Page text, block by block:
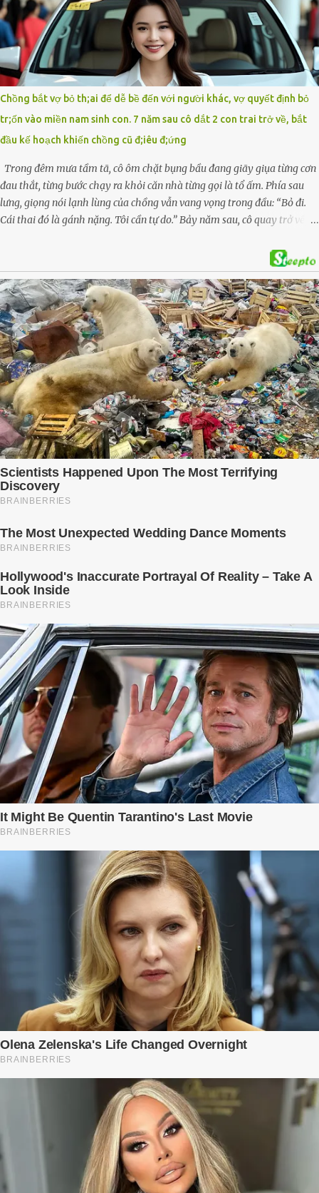
hàng xóm ngóng chờ thông tin tìm kiếm 3 bố con mất tích trên sông
Lam sau vụ nhảy cầu. Ảnh: Hải Dương Tại hiện trường, người dân phát
hiện một chiếc xe máy mang biển kiểm soát Nghệ An cùng hai chiếc
cặp học sinh. Ngay trong đêm, lực lượng chức năng phối hợp cùng các
đội cứu hộ tình nguyện triển khai tìm kiếm. Danh tính các nạn nhân
được xác định là anh V.V.D. và 2 con gái là cháu V.H.B. (SN 2020) và V.G.T.
(SN 2021). Hai cháu là con của anh D. và chị B.T.Y. (SN 1999). Lực lượng
cứu hộ đã tiến hành bàn giao t...
Chồng bắt vợ bỏ th;ai để dễ bề đến với người khác, vợ quyết định bỏ
tr;ốn vào miền nam sinh con. 7 năm sau cô dắt 2 con trai trở về, bắt
đầu kế hoạch khiến chồng cũ đ;iêu đ;ứng
Trong đêm mưa tầm tã, cô ôm chặt bụng bầu đang giãy giụa từng cơn
đau thắt, từng bước chạy ra khỏi căn nhà từng gọi là tổ ấm. Phía sau
lưng, giọng nói lạnh lùng của chồng vẫn vang vọng trong đầu: “Bỏ đi.
Cái thai đó là gánh nặng. Tôi cần tự do.” Bảy năm sau, cô quay trở về,
chuẩn bị kỹ lưỡng để người đàn ông phản bội ấy phải trả giá … Hà Nội,
mùa thu năm 2018, cái lạnh len lỏi qua từng khe cửa gỗ cũ kỹ. Trong
một căn biệt thự sang trọng ở phố Tây Hồ, Ngọc Anh ngồi lặng lẽ trên
ghế sofa, tay đặt lên bụng – nơi hai sinh linh bé bỏng đang lớn dần
từng ngày. Cô chưa bao giờ nghĩ mình sẽ phải sống trong sợ hãi khi
mang thai, đặc biệt là sợ… chính chồng mình. Trí – người chồng mà cô
từng yêu đến mù quáng, đã không còn là người đàn ông của ngày đầu.
Thành đạt, quyền lực, nhưng cũng dối trá và lạnh lùng. Gần đây, anh
hay về muộn, thậm chí có đêm không về. Và rồi, trong một bữa cơm tối
vắng lặng, Trí ném xuống bàn ly n...